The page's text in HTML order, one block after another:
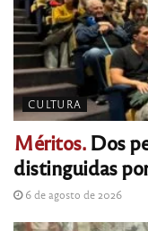
CULTURA
Méritos.Dos
distinguidas
6 de agosto de 2026